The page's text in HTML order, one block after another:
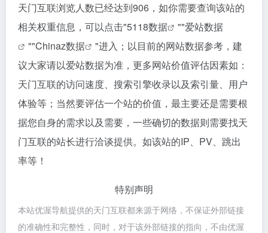
天门互联浏览人数已经达到906，如你需要查询该站的
相关权重信息，可以点击"5118数据 ""爱站数据
""Chinaz数据
"进入；以目前的网站数据参考，建
议大家请以爱站数据为准，更多网站价值评估因素如：
天门互联的访问速度、搜索引擎收录以及索引量、用户
体验等；当然要评估一个站的价值，最主要还是需要根
据您自身的需求以及需要，一些确切的数据则需要找天
门互联的站长进行洽谈提供。如该站的IP、PV、跳出
率等！
特别声明
本站优渥导航提供的天门互联都来源于网络，不保证外部链接
的准确性和完整性，同时，对于该外部链接的指向，不由优渥